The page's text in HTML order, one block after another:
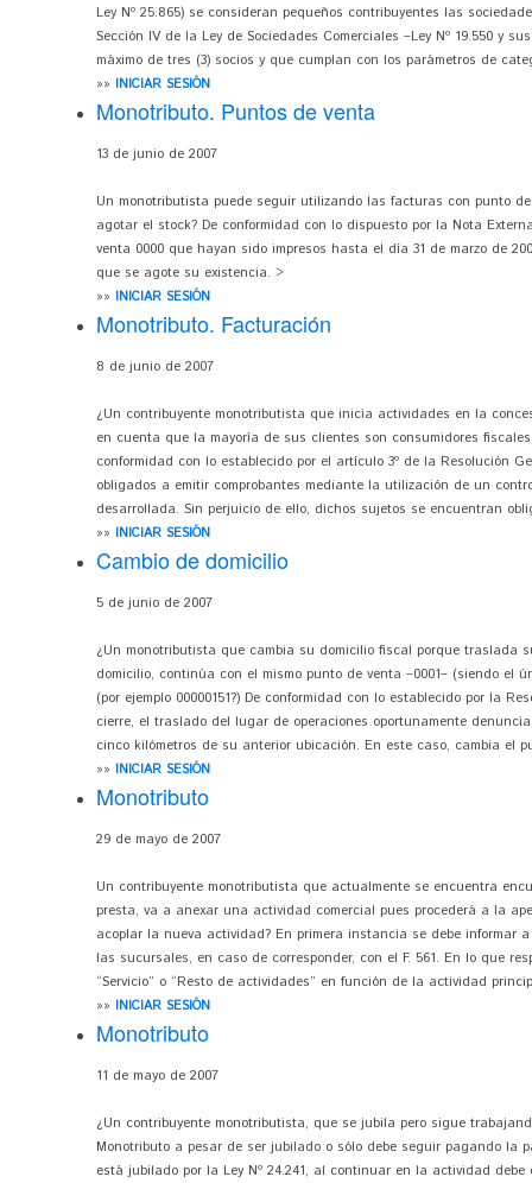
Ley Nº 25.865) se consideran pequeños contribuyentes las
Sección IV de la Ley de Sociedades Comerciales –Ley Nº 19.550 y
máximo de tres (3) socios y que cumplan con los parámetros de
»» INICIAR SESIÓN
Monotributo. Puntos de venta
13 de junio de 2007
Un monotributista puede seguir utilizando las facturas con punto
agotar el stock? De conformidad con lo dispuesto por la Nota
venta 0000 que hayan sido impresos hasta el día 31 de marzo de
que se agote su existencia. >
»» INICIAR SESIÓN
Monotributo. Facturación
8 de junio de 2007
¿Un contribuyente monotributista que inicia actividades en la
en cuenta que la mayoría de sus clientes son consumidores
conformidad con lo establecido por el artículo 3º de la Resolución
obligados a emitir comprobantes mediante la utilización de un
desarrollada. Sin perjuicio de ello, dichos sujetos se encuentran
»» INICIAR SESIÓN
Cambio de domicilio
5 de junio de 2007
¿Un monotributista que cambia su domicilio fiscal porque traslada
domicilio, continúa con el mismo punto de venta –0001– (siendo el
(por ejemplo 00000151?) De conformidad con lo establecido por la
cierre, el traslado del lugar de operaciones oportunamente
cinco kilómetros de su anterior ubicación. En este caso, cambia el
»» INICIAR SESIÓN
Monotributo
29 de mayo de 2007
Un contribuyente monotributista que actualmente se encuentra
presta, va a anexar una actividad comercial pues procederá a la
acoplar la nueva actividad? En primera instancia se debe informar
las sucursales, en caso de corresponder, con el F. 561. En lo que
“Servicio” o “Resto de actividades” en función de la actividad
»» INICIAR SESIÓN
Monotributo
11 de mayo de 2007
¿Un contribuyente monotributista, que se jubila pero sigue
Monotributo a pesar de ser jubilado o sólo debe seguir pagando la
está jubilado por la Ley Nº 24.241, al continuar en la actividad